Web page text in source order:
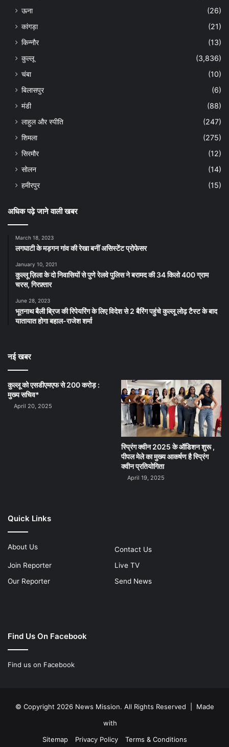
ऊना
(26)
कांगड़ा
(21)
किन्नौर
(13)
कुल्लू
(3,836)
चंबा
(10)
बिलासपुर
(6)
मंडी
(88)
लाहुल और स्पीति
(247)
शिमला
(275)
सिरमौर
(12)
सोलन
(14)
हमीरपुर
(15)
अधिक पढ़े जाने वाली खबर
March 18, 2023
लगघाटी के मड़गन गांव की रेखा बनीं असिस्टेंट प्रोफेसर
January 10, 2021
कुल्लू ज़िला के दो निवासियों से पुणे रेलवे पुलिस ने बरामद की 34 किलो 400 ग्राम
चरस, गिरफ़्तार
June 28, 2023
भूतनाथ बैली ब्रिज की रिपेयरिंग के लिए विदेश से 2 बैरिंग पहुंचे कुल्लू लोढ़ टैस्ट के बाद
यातायात होगा बहाल-राजेश शर्मा
नई खबर
कुल्लू को एसडीएमएफ से 200 करोड़ :
मुख्य सचिव*
April 20, 2025
स्प्रिंग क्वीन 2025 के ऑडिशन शुरू ,
पीपल मेले का मुख्य आकर्षण है स्प्रिंग
क्वीन प्रतियोगिता
April 19, 2025
Quick Links
About Us
Contact Us
Join Reporter
Live TV
Our Reporter
Send News
Find Us On Facebook
Find us on Facebook
© Copyright 2026 News Mission. All Rights Reserved | Made
with
Sitemap
Privacy Policy Terms & Conditions